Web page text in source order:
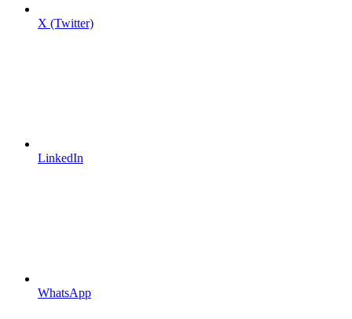
X (Twitter)
LinkedIn
WhatsApp